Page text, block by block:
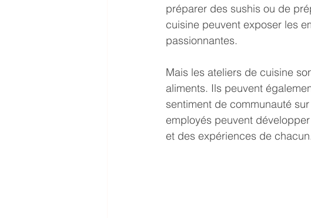
préparer des sushis ou de
cuisine peuvent exposer les
passionnantes.
Mais les ateliers de cuisine
aliments. Ils peuvent
sentiment de communauté
employés peuvent
et des expériences de